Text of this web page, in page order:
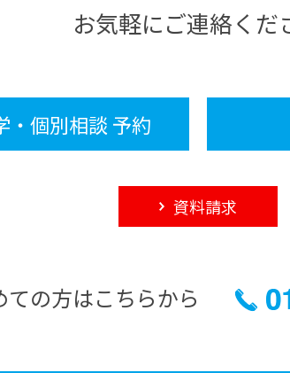
お気軽にご連絡くだ
・個別相談 予約
資料請求
ての方はこちらから